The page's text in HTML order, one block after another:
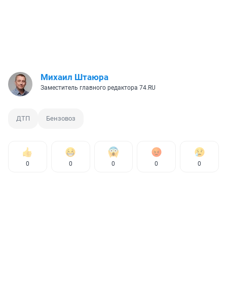
Михаил Штаюра
Заместитель главного редактора 74.RU
ДТП Бензовоз
0 0 0 0 0